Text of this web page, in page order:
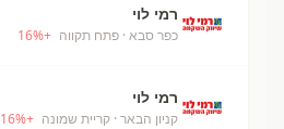
רמי לוי
כפר סבא · פתח תקווה +
16%
רמי לוי
קניון הבאר · קריית שמונה +
16%